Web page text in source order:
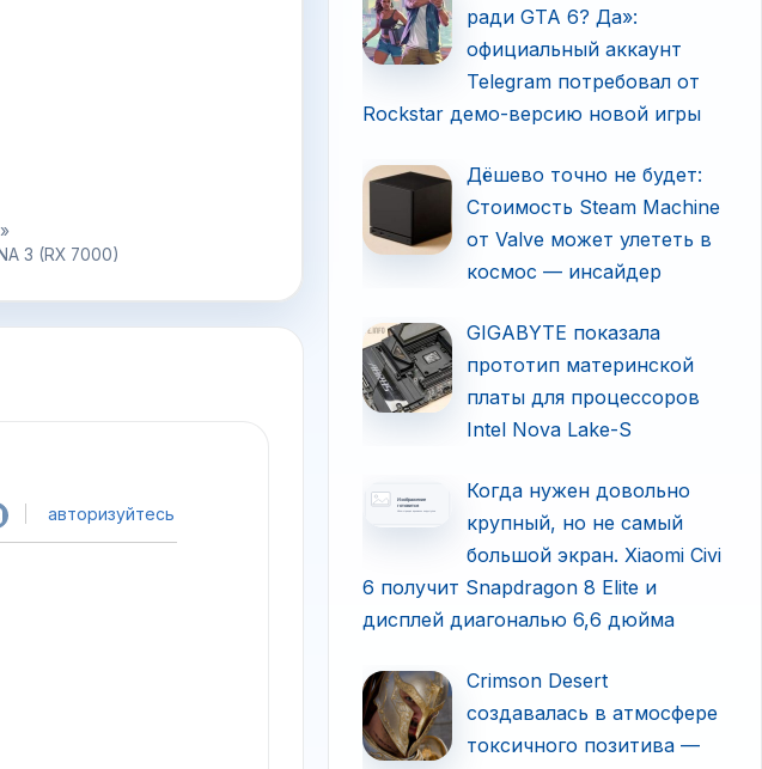
3 (RX 7000)
авторизуйтесь
ради GTA 6? Да»:
официальный аккаунт
Telegram потребовал от
Rockstar демо-версию новой игры
Дёшево точно не будет:
Стоимость Steam Machine
от Valve может улететь в
космос — инсайдер
GIGABYTE показала
прототип материнской
платы для процессоров
Intel Nova Lake-S
Когда нужен довольно
крупный, но не самый
большой экран. Xiaomi Civi
6 получит Snapdragon 8 Elite и
дисплей диагональю 6,6 дюйма
Crimson Desert
создавалась в атмосфере
токсичного позитива —